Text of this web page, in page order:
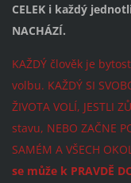
CELEK i každý
NACHÁZÍ.
KAŽDÝ člověk je
volbu. KAŽDÝ SI
ŽIVOTA VOLÍ, JESTLI
stavu, NEBO ZAČNE
SAMÉM A VŠECH
se může k PRAVDĚ